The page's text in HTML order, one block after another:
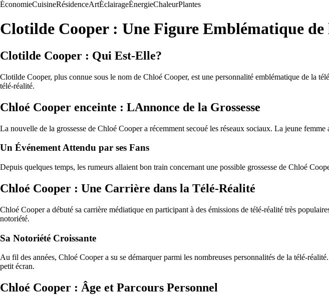
ÉconomieCuisineRésidenceArtÉclairageÉnergieChaleurPlantes
Clotilde Cooper : Une Figure Emblématique de
Clotilde Cooper : Qui Est-Elle?
Clotilde Cooper, plus connue sous le nom de Chloé Cooper, est une personnalité emblématique de la
télé-réalité.
Chloé Cooper enceinte : LAnnonce de la Grossesse
La nouvelle de la grossesse de Chloé Cooper a récemment secoué les réseaux sociaux. La jeune
Un Événement Attendu par ses Fans
Depuis quelques temps, les rumeurs allaient bon train concernant une possible grossesse de Chloé
Chloé Cooper : Une Carrière dans la Télé-Réalité
Chloé Cooper a débuté sa carrière médiatique en participant à des émissions de télé-réalité très
notoriété.
Sa Notoriété Croissante
Au fil des années, Chloé Cooper a su se démarquer parmi les nombreuses personnalités de la télé-
petit écran.
Chloé Cooper : Âge et Parcours Personnel